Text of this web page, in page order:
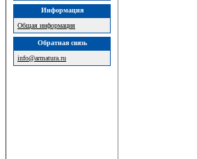
Информация
Общая информация
Обратная связь
info@armatura.ru